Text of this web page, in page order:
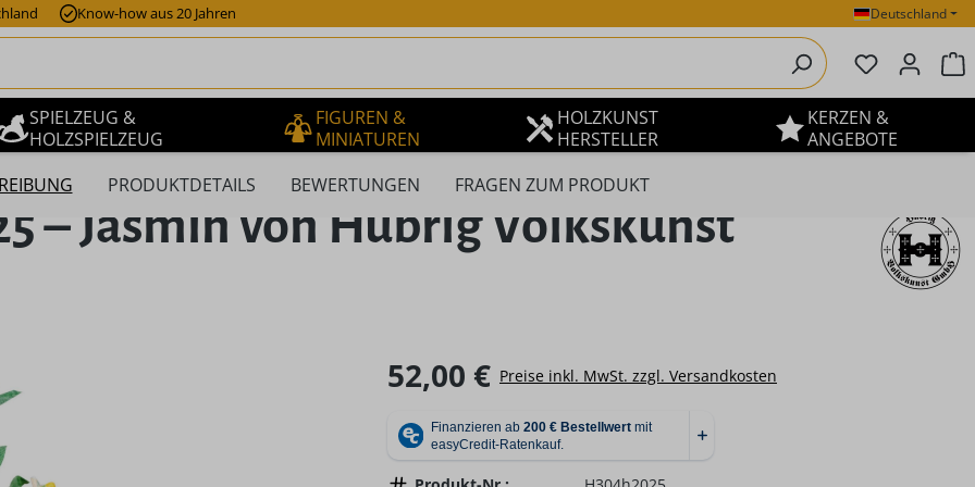
Know-how aus 20 Jahren Deutschland
Du hast 0
SPIELZEUG &
HOLZSPIELZEUG
FIGUREN &
MINIATUREN
HOLZKUNST
HERSTELLER
KERZEN &
ANGEBOTE
PRODUKTDETAILS BEWERTUNGEN FRAGEN ZUM PRODUKT
– Jasmin von Hubrig Volkskunst
Regulärer Preis:
52,00 € Preise inkl. MwSt. zzgl. Versandkosten